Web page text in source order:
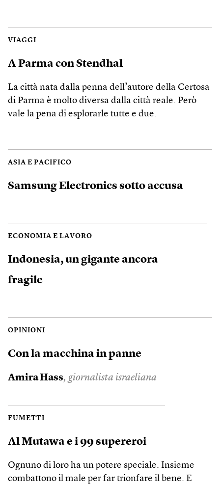
VIAGGI
A Parma con Stendhal
La città nata dalla penna dell’autore della Certosa
di Parma è molto diversa dalla città reale. Però
vale la pena di esplorarle tutte e due.
ASIA E PACIFICO
Samsung Electronics sotto accusa
ECONOMIA E LAVORO
Indonesia, un gigante ancora
fragile
OPINIONI
Con la macchina in panne
Amira Hass, giornalista israeliana
FUMETTI
Al Mutawa e i 99 supereroi
Ognuno di loro ha un potere speciale. Insieme
combattono il male per far trionfare il bene. E